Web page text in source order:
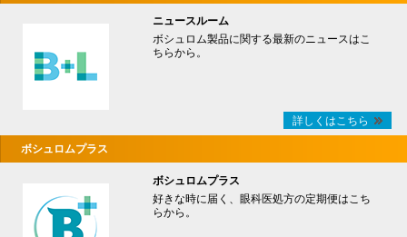
ニュースルーム
ボシュロム製品に関する最新のニュースはこ
ちらから。
詳しくはこちら
ボシュロムプラス
ボシュロムプラス
好きな時に届く、眼科医処方の定期便はこち
らから。